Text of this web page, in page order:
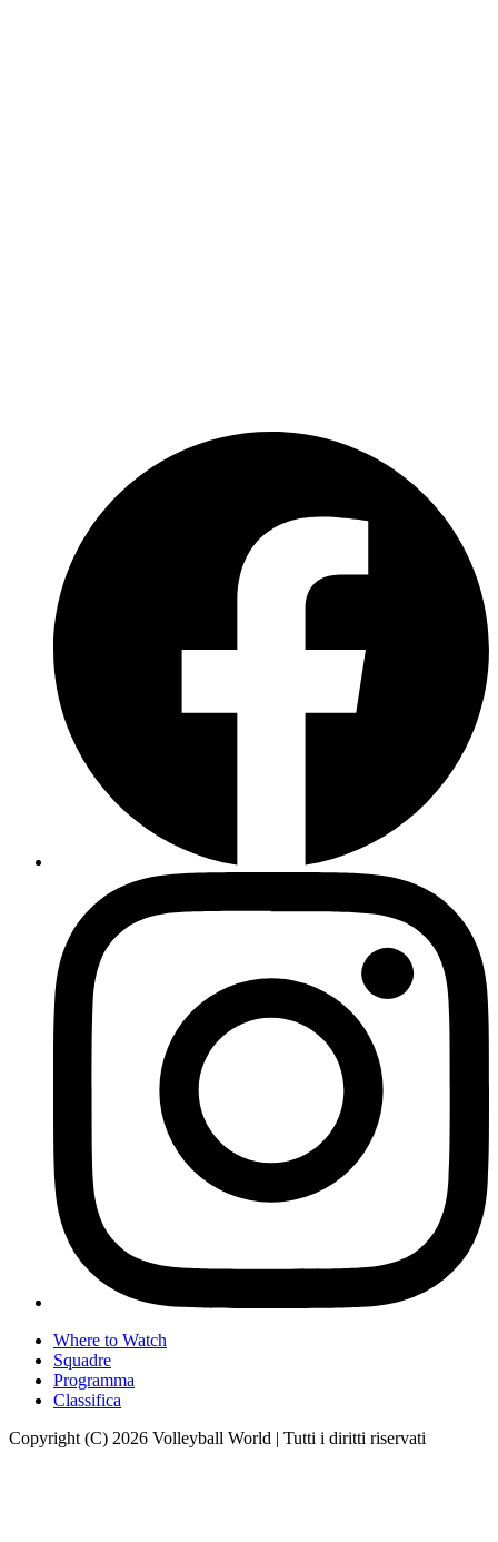
Where to Watch
Squadre
Programma
Classifica
Copyright (C) 2026 Volleyball World | Tutti i diritti riservati